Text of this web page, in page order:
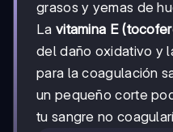
grasos y yemas de
La vitamina E
del daño oxidativo y
para la coagulación
un pequeño corte
tu sangre no